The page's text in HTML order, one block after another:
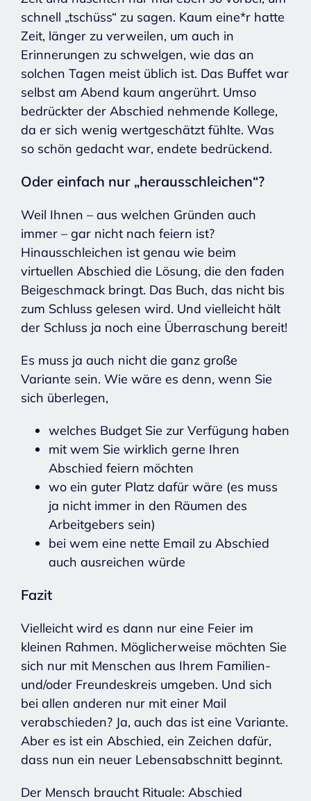
schnell „tschüss“ zu sagen. Kaum eine*r hatte
Zeit, länger zu verweilen, um auch in
Erinnerungen zu schwelgen, wie das an
solchen Tagen meist üblich ist. Das Buffet war
selbst am Abend kaum angerührt. Umso
bedrückter der Abschied nehmende Kollege,
da er sich wenig wertgeschätzt fühlte. Was
so schön gedacht war, endete bedrückend.
Oder einfach nur „herausschleichen“?
Weil Ihnen – aus welchen Gründen auch
immer – gar nicht nach feiern ist?
Hinausschleichen ist genau wie beim
virtuellen Abschied die Lösung, die den faden
Beigeschmack bringt. Das Buch, das nicht bis
zum Schluss gelesen wird. Und vielleicht hält
der Schluss ja noch eine Überraschung bereit!
Es muss ja auch nicht die ganz große
Variante sein. Wie wäre es denn, wenn Sie
sich überlegen,
welches Budget Sie zur Verfügung haben
mit wem Sie wirklich gerne Ihren
Abschied feiern möchten
wo ein guter Platz dafür wäre (es muss
ja nicht immer in den Räumen des
Arbeitgebers sein)
bei wem eine nette Email zu Abschied
auch ausreichen würde
Fazit
Vielleicht wird es dann nur eine Feier im
kleinen Rahmen. Möglicherweise möchten Sie
sich nur mit Menschen aus Ihrem Familien-
und/oder Freundeskreis umgeben. Und sich
bei allen anderen nur mit einer Mail
verabschieden? Ja, auch das ist eine Variante.
Aber es ist ein Abschied, ein Zeichen dafür,
dass nun ein neuer Lebensabschnitt beginnt.
Der Mensch braucht Rituale: Abschied